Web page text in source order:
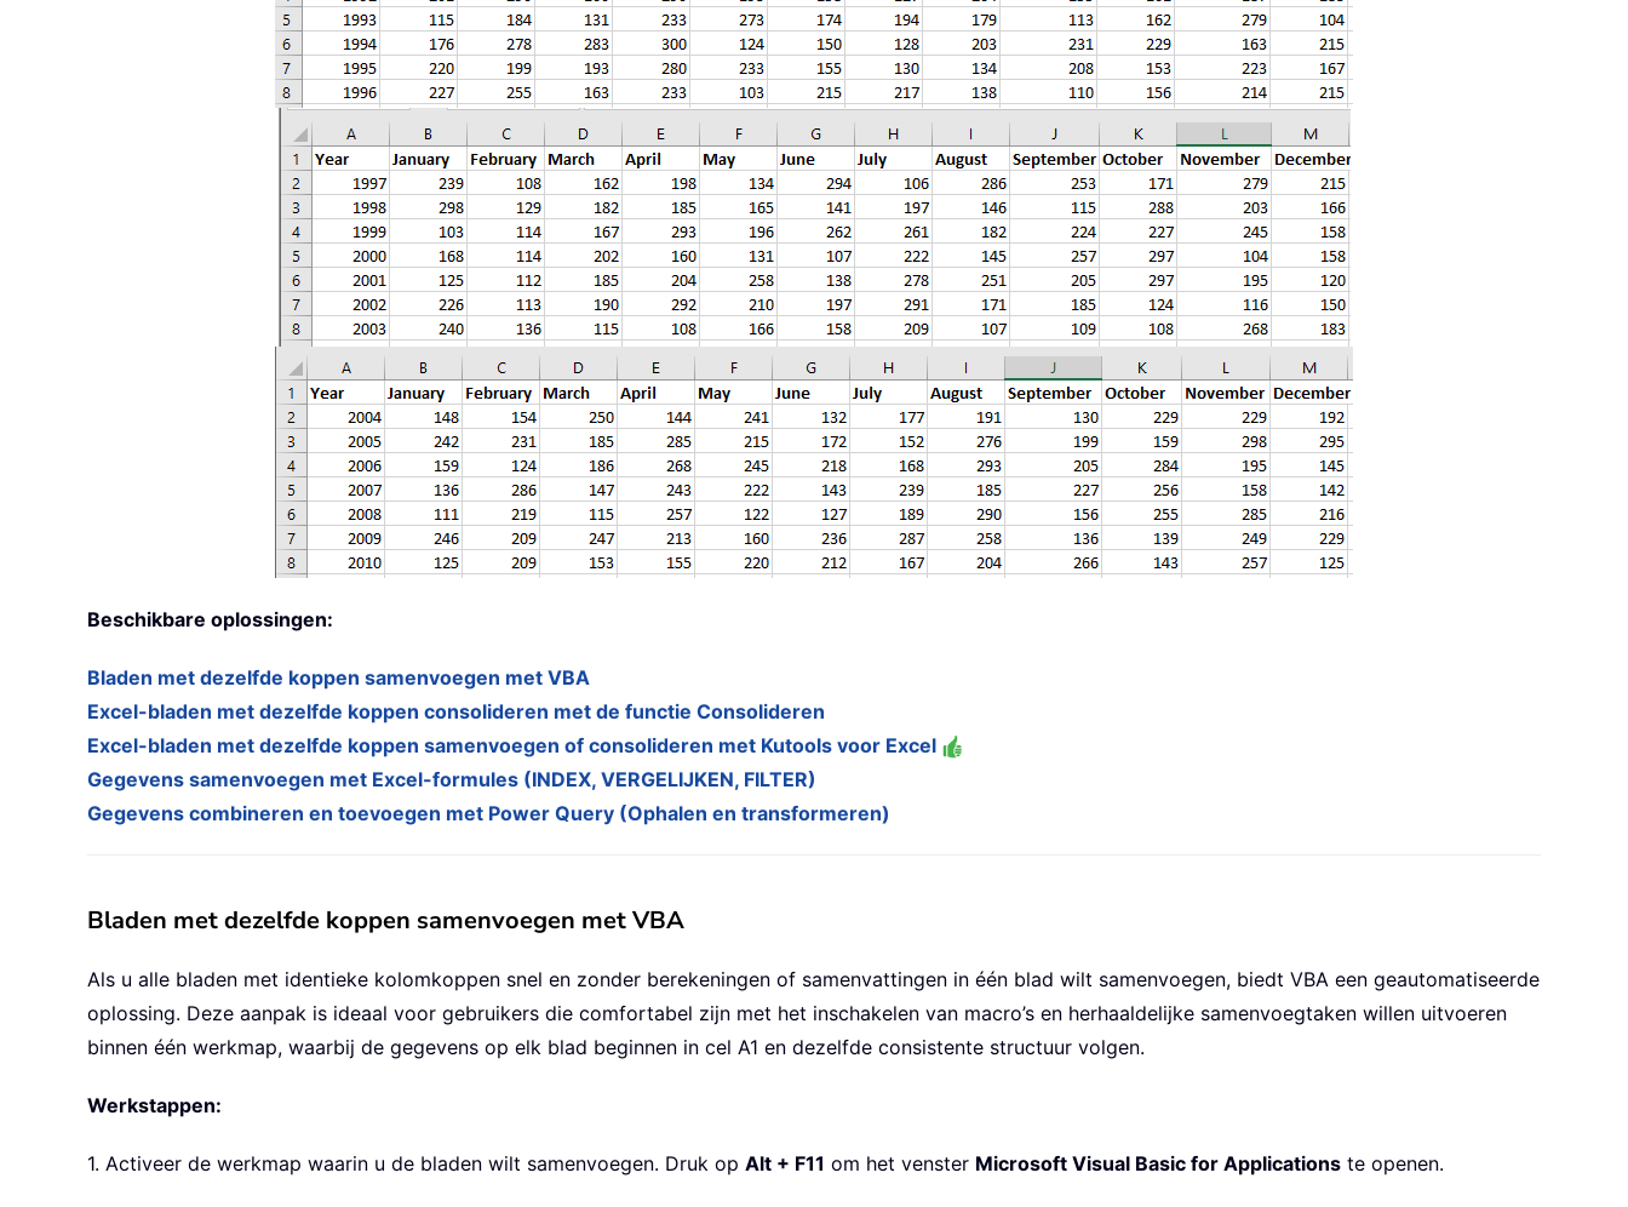
Beschikbare oplossingen:
Bladen met dezelfde koppen samenvoegen met VBA
Excel-bladen met dezelfde koppen consolideren met de functie Consolideren
Excel-bladen met dezelfde koppen samenvoegen of consolideren met Kutools voor Excel
Gegevens samenvoegen met Excel-formules (INDEX, VERGELIJKEN, FILTER)
Gegevens combineren en toevoegen met Power Query (Ophalen en transformeren)
Bladen met dezelfde koppen samenvoegen met VBA
Als u alle bladen met identieke kolomkoppen snel en zonder berekeningen of samenvattingen in één blad wilt samenvoegen, biedt VBA een geautomatiseerde
oplossing. Deze aanpak is ideaal voor gebruikers die comfortabel zijn met het inschakelen van macro’s en herhaaldelijke samenvoegtaken willen uitvoeren
binnen één werkmap, waarbij de gegevens op elk blad beginnen in cel A1 en dezelfde consistente structuur volgen.
Werkstappen:
1. Activeer de werkmap waarin u de bladen wilt samenvoegen. Druk op Alt + F11 om het venster Microsoft Visual Basic for Applications te openen.